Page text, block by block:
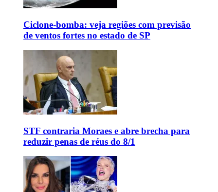
Ciclone-bomba: veja regiões com previsão
de ventos fortes no estado de SP
STF contraria Moraes e abre brecha para
reduzir penas de réus do 8/1